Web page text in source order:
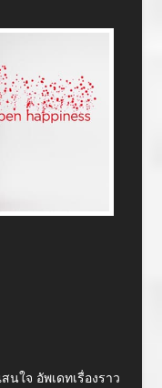
ใจ อัพเดทเรื่องราว